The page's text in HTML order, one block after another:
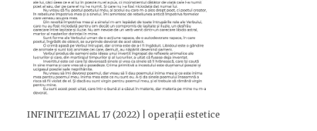
INFINITEZIMAL 17 (2022) | operații estetice